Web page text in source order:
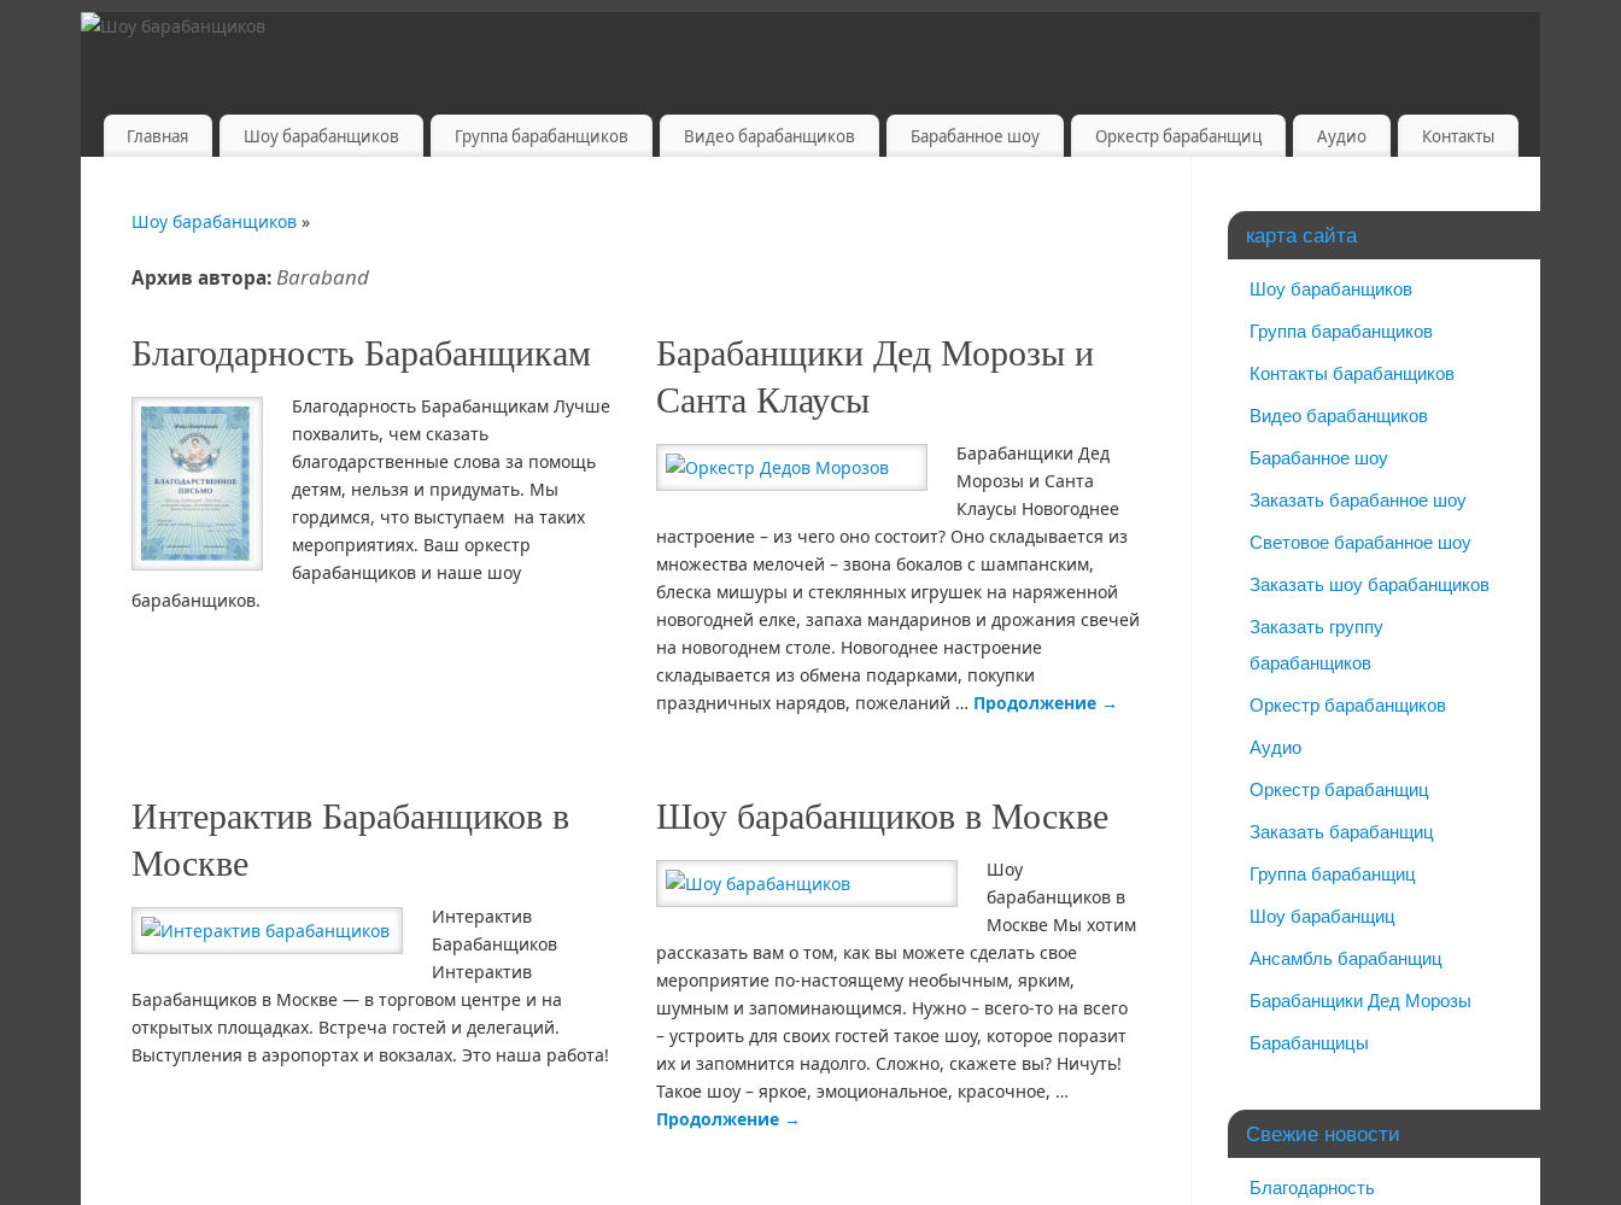
Главная Шоу барабанщиков Группа барабанщиков Видео барабанщиков Барабанное шоу Оркестр барабанщиц Аудио Контакты
Шоу барабанщиков »
Архив автора:Baraband
Благодарность Барабанщикам
Благодарность Барабанщикам Лучше
похвалить, чем сказать
благодарственные слова за помощь
детям, нельзя и придумать. Мы
гордимся, что выступаем на таких
мероприятиях. Ваш оркестр
барабанщиков и наше шоу
барабанщиков.
Барабанщики Дед Морозы и
Санта Клаусы
Барабанщики Дед
Морозы и Санта
Клаусы Новогоднее
настроение – из чего оно состоит? Оно складывается из
множества мелочей – звона бокалов с шампанским,
блеска мишуры и стеклянных игрушек на наряженной
новогодней елке, запаха мандаринов и дрожания свечей
на новогоднем столе. Новогоднее настроение
складывается из обмена подарками, покупки
праздничных нарядов, пожеланий … Продолжение →
Интерактив Барабанщиков в
Москве
Интерактив
Барабанщиков
Интерактив
Барабанщиков в Москве — в торговом центре и на
открытых площадках. Встреча гостей и делегаций.
Выступления в аэропортах и вокзалах. Это наша работа!
Шоу барабанщиков в Москве
Шоу
барабанщиков в
Москве Мы хотим
рассказать вам о том, как вы можете сделать свое
мероприятие по-настоящему необычным, ярким,
шумным и запоминающимся. Нужно – всего-то на всего
– устроить для своих гостей такое шоу, которое поразит
их и запомнится надолго. Сложно, скажете вы? Ничуть!
Такое шоу – яркое, эмоциональное, красочное, …
Продолжение →
карта сайта
Шоу барабанщиков
Группа барабанщиков
Контакты барабанщиков
Видео барабанщиков
Барабанное шоу
Заказать барабанное шоу
Световое барабанное шоу
Заказать шоу барабанщиков
Заказать группу
барабанщиков
Оркестр барабанщиков
Аудио
Оркестр барабанщиц
Заказать барабанщиц
Группа барабанщиц
Шоу барабанщиц
Ансамбль барабанщиц
Барабанщики Дед Морозы
Барабанщицы
Свежие новости
Благодарность